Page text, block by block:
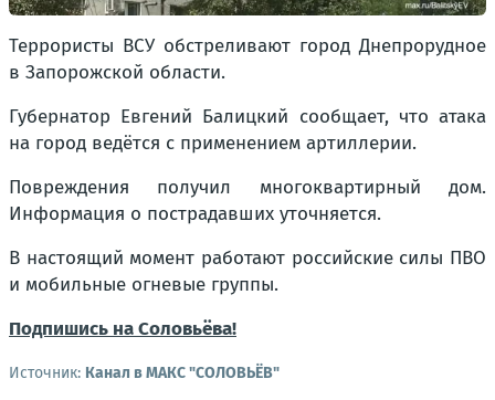
Террористы ВСУ обстреливают город Днепрорудное
в Запорожской области.
Губернатор Евгений Балицкий сообщает, что атака
на город ведётся с применением артиллерии.
Повреждения получил многоквартирный дом.
Информация о пострадавших уточняется.
В настоящий момент работают российские силы ПВО
и мобильные огневые группы.
Подпишись на Соловьёва!
Источник: Канал в МАКС "СОЛОВЬЁВ"